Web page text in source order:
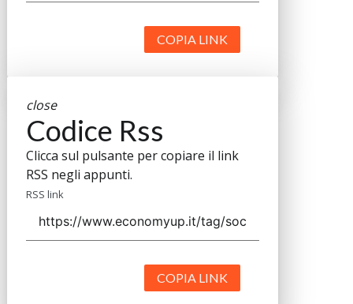
COPIA LINK
close
Codice Rss
Clicca sul pulsante per copiare il link
RSS negli appunti.
RSS link
COPIA LINK